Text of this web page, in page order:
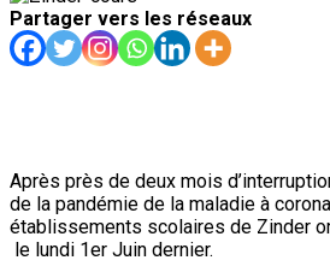
Partager vers les réseaux
Après près de deux mois
de la pandémie de la maladie à
établissements scolaires de Zinder
le lundi 1er Juin dernier.